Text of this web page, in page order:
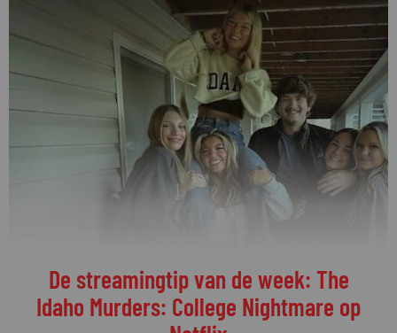
Welke programma's liggen momenteel
op kop in de vierde kwalificatieronde?